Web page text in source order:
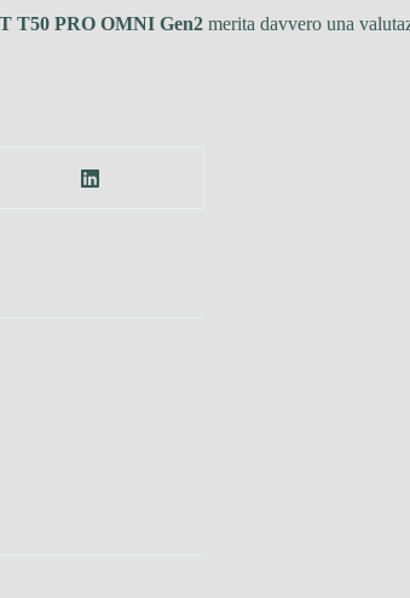
T50 PRO OMNI Gen2 merita davvero una